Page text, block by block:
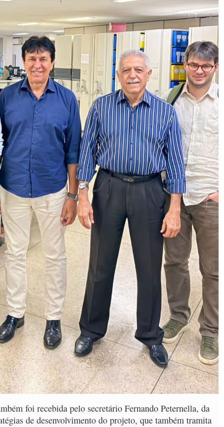
foi recebida pelo secretário Fernando Peternella, da
de desenvolvimento do projeto, que também tramita